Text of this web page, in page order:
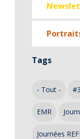
Tags
- Tout -
EMR
Journées